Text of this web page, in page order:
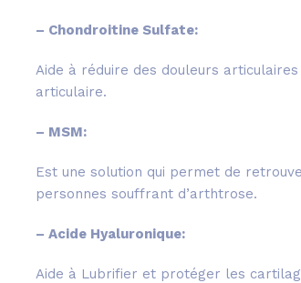
– Chondroitine Sulfate:
Aide à réduire des douleurs
articulaire.
– MSM:
Est une solution qui permet de
personnes souffrant d’arthtrose.
– Acide Hyaluronique:
Aide à Lubrifier et protéger les